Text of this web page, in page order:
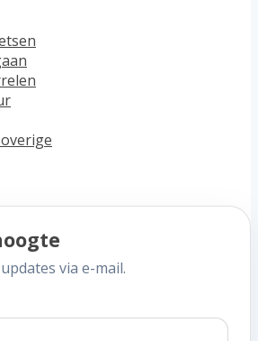
via e-mail.